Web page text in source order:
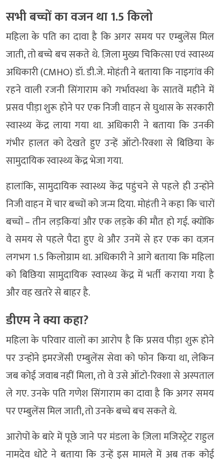
सभी बच्चों का वजन था 1.5 किलो
महिला के पति का दावा है कि अगर समय पर एम्बुलेंस मिल
जाती, तो बच्चे बच सकते थे. ज़िला मुख्य चिकित्सा एवं स्वास्थ्य
अधिकारी (CMHO) डॉ. डी.जे. मोहंती ने बताया कि नाइगांव की
रहने वाली रजनी सिंगाराम को गर्भावस्था के सातवें महीने में
प्रसव पीड़ा शुरू होने पर एक निजी वाहन से घुथास के सरकारी
स्वास्थ्य केंद्र लाया गया था. अधिकारी ने बताया कि उनकी
गंभीर हालत को देखते हुए उन्हें ऑटो-रिक्शा से बिछिया के
सामुदायिक स्वास्थ्य केंद्र भेजा गया.
हालांकि, सामुदायिक स्वास्थ्य केंद्र पहुंचने से पहले ही उन्होंने
निजी वाहन में चार बच्चों को जन्म दिया. मोहंती ने कहा कि चारों
बच्चों – तीन लड़कियां और एक लड़के की मौत हो गई. क्योंकि
वे समय से पहले पैदा हुए थे और उनमें से हर एक का वज़न
लगभग 1.5 किलोग्राम था. अधिकारी ने आगे बताया कि महिला
को बिछिया सामुदायिक स्वास्थ्य केंद्र में भर्ती कराया गया है
और वह खतरे से बाहर है.
डीएम ने क्या कहा?
महिला के परिवार वालों का आरोप है कि प्रसव पीड़ा शुरू होने
पर उन्होंने इमरजेंसी एम्बुलेंस सेवा को फोन किया था, लेकिन
जब कोई जवाब नहीं मिला, तो वे उसे ऑटो-रिक्शा से अस्पताल
ले गए. उनके पति गणेश सिंगाराम का दावा है कि अगर समय
पर एम्बुलेंस मिल जाती, तो उनके बच्चे बच सकते थे.
आरोपों के बारे में पूछे जाने पर मंडला के ज़िला मजिस्ट्रेट राहुल
नामदेव धोटे ने बताया कि उन्हें इस मामले में अब तक कोई